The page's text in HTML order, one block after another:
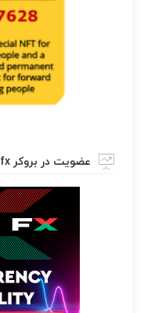
عضویت در بروکر Nordfx